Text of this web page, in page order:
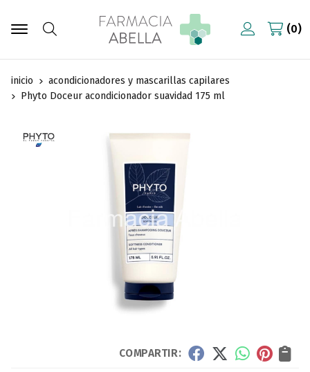
Buscar
0
inicio
acondicionadores y mascarillas capilares
Phyto Doceur acondicionador suavidad 175 ml
COMPARTIR: